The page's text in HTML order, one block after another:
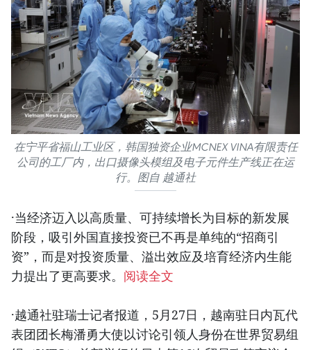
在宁平省福山工业区，韩国独资企业MCNEX VINA有限责任
公司的工厂内，出口摄像头模组及电子元件生产线正在运
行。图自 越通社
·当经济迈入以高质量、可持续增长为目标的新发展
阶段，吸引外国直接投资已不再是单纯的“招商引
资”，而是对投资质量、溢出效应及培育经济内生能
力提出了更高要求。 阅读全文
·越通社驻瑞士记者报道，5月27日，越南驻日内瓦代
表团团长梅潘勇大使以讨论引领人身份在世界贸易组